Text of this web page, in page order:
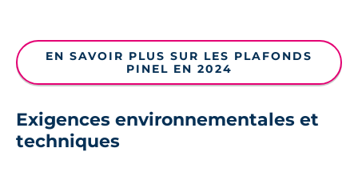
EN SAVOIR PLUS SUR LES PLAFONDS
PINEL EN 2024
Exigences environnementales et
techniques